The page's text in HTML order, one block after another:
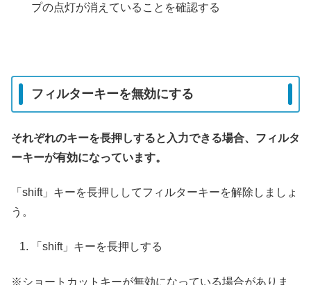
プの点灯が消えていることを確認する
フィルターキーを無効にする
それぞれのキーを長押しすると入力できる場合、フィルタ
ーキーが有効になっています。
「shift」キーを長押ししてフィルターキーを解除しましょ
う。
「shift」キーを長押しする
※ショートカットキーが無効になっている場合がありま